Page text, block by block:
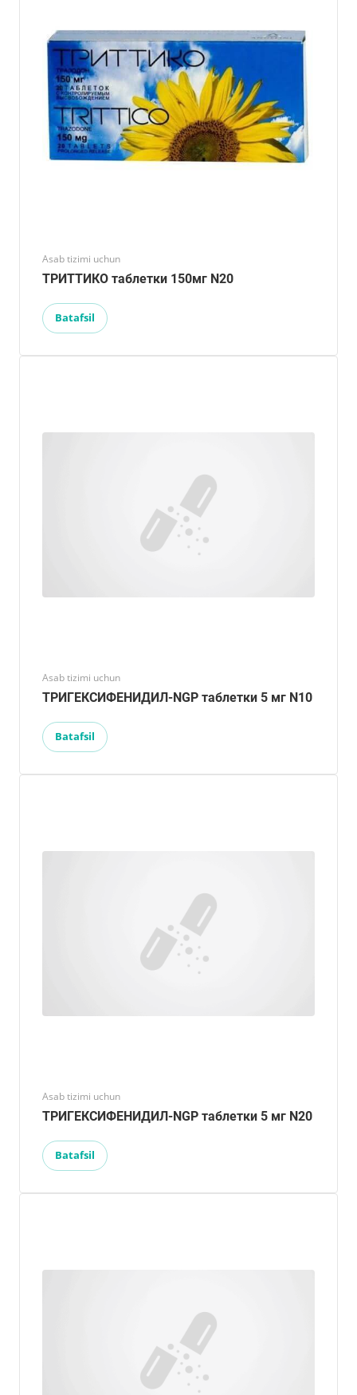
Asab tizimi uchun
ТРИТТИКО таблетки 150мг N20
Batafsil
Asab tizimi uchun
ТРИГЕКСИФЕНИДИЛ-NGP таблетки 5 мг N10
Batafsil
Asab tizimi uchun
ТРИГЕКСИФЕНИДИЛ-NGP таблетки 5 мг N20
Batafsil